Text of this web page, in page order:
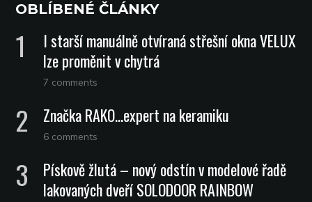
OBLÍBENÉ ČLÁNKY
I starší manuálně otvíraná střešní okna VELUX
lze proměnit v chytrá
7 comments
Značka RAKO…expert na keramiku
6 comments
Pískově žlutá – nový odstín v modelové řadě
lakovaných dveří SOLODOOR RAINBOW